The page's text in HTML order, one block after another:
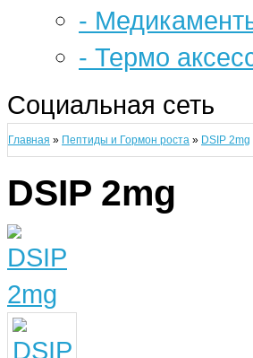
-
- Термо
Социальная сеть
Главная » Пептиды и Гормон роста » DSIP 2mg
DSIP 2mg